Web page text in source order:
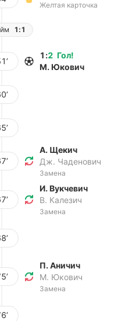
Желтая карточка
1:1
Гол!
1 :2
М. Юкович
А. Щекич
Дж. Чаденович
Замена
И. Вукчевич
В. Калезич
Замена
П. Аничич
М. Юкович
Замена